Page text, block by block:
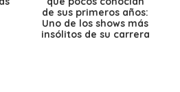
de sus primeros años:
Uno de los shows más
insólitos de su carrera